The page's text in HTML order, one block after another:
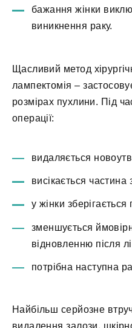
бажання жінки
виникнення раку.
Щасливий метод
лампектомія –
розмірах пухлини. Під
операції:
видаляється
висікається
у жінки зберігається
зменшується
відновленню після
потрібна наступна
Найбільш серйозне
видалення залози,